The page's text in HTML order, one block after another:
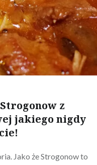
z
jakiego nigdy
Jako że Strogonow to